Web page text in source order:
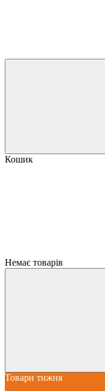
Кошик
Немає товарів
Товари тижня